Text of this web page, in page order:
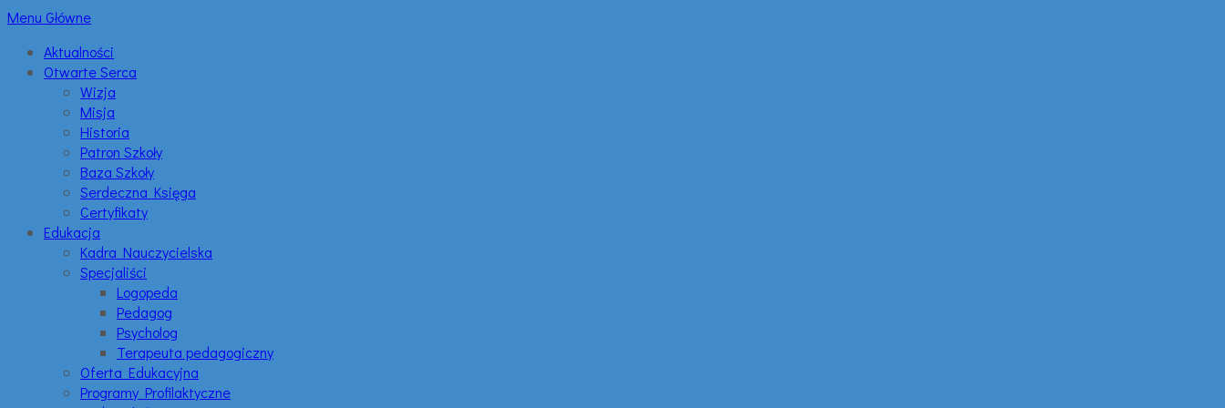
Menu Główne
Aktualności
Otwarte Serca
Wizja
Misja
Historia
Patron Szkoły
Baza Szkoły
Serdeczna Księga
Certyfikaty
Edukacja
Kadra Nauczycielska
Specjaliści
Logopeda
Pedagog
Psycholog
Terapeuta pedagogiczny
Oferta Edukacyjna
Programy Profilaktyczne